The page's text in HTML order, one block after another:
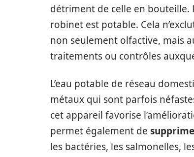
détriment de celle en bouteille.
robinet est potable. Cela
non seulement olfactive, mais
traitements ou contrôles
L’eau potable de réseau
métaux qui sont parfois
cet appareil favorise
permet également de
les bactéries, les salmonelles,